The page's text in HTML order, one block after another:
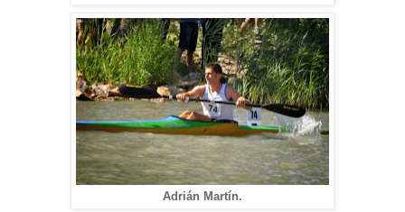
Adrián Martín.